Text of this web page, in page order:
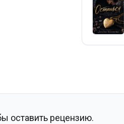
оставить рецензию.